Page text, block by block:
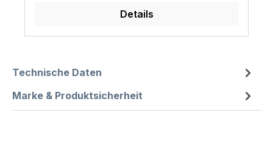
Details
Technische Daten
Marke & Produktsicherheit